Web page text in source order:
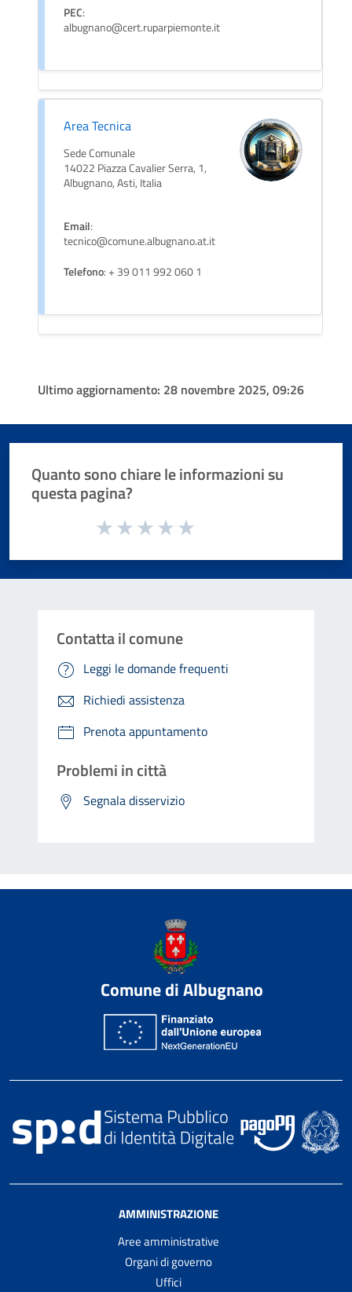
PEC:
albugnano@cert.ruparpiemonte.it
Area Tecnica
Sede Comunale
14022 Piazza Cavalier Serra, 1,
Albugnano, Asti, Italia
Email:
tecnico@comune.albugnano.at.it
Telefono: + 39 011 992 060 1
Ultimo aggiornamento: 28 novembre 2025, 09:26
Quanto sono chiare le informazioni su
questa pagina?
Valuta da 1 a 5 stelle la pagina
Contatta il comune
Leggi le domande frequenti
Richiedi assistenza
Prenota appuntamento
Problemi in città
Segnala disservizio
Comune di Albugnano
AMMINISTRAZIONE
Aree amministrative
Organi di governo
Uffici